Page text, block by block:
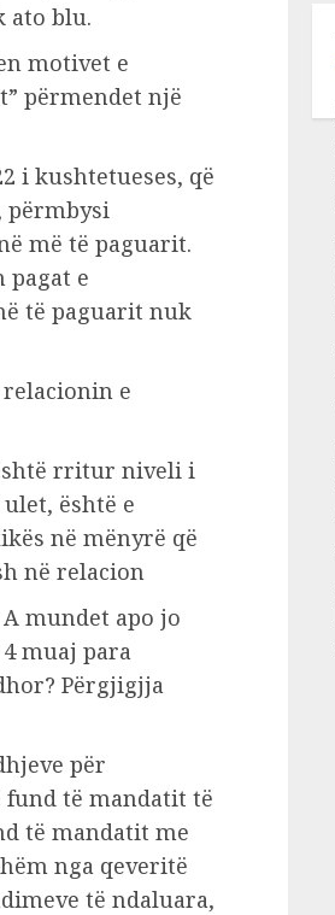
ato blu.
motivet e
përmendet një
i kushtetueses, që
përmbysi
më të paguarit.
pagat e
të paguarit nuk
e
rritur niveli i
është e
në mënyrë që
në relacion
mundet apo jo
muaj para
Përgjigjja
për
fund të mandatit të
të mandatit me
nga qeveritë
të ndaluara,